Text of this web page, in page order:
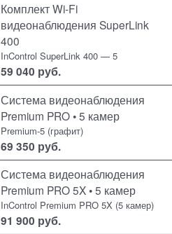
Комплект Wi-Fi
видеонаблюдения SuperLink
400
InControl SuperLink 400 — 5
59 040 руб.
Система видеонаблюдения
Premium PRO • 5 камер
Premium-5 (графит)
69 350 руб.
Система видеонаблюдения
Premium PRO 5X • 5 камер
InControl Premium PRO 5X (5 камер)
91 900 руб.